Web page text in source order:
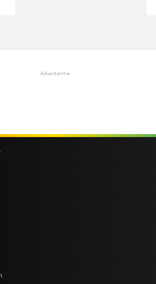
Advertentie